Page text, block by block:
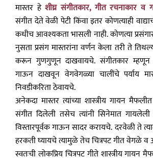
मास्तर हेशीघ्र संगीतकार, गीत रचनाकार व
संगीत देते वेळी पेटी किंवा इतर कोणत्याही
कधीच आवश्यकता भासली नाही. कोणत्या
नुसता प्रसंग मास्तरांना वर्णन केला तरी ते
करून गुणगुणून दाखवायचे. संगीतकार
गाऊन दाखवून वेगवेगळ्या चालींचे पर्याय
निवडीकरिता ठेवायचे.
अनेकदा मास्तर त्यांच्या शास्त्रीय गायन मैफलीत
संगीत दिलेली तसेच त्यांनी सिनेमात गायलेली
विस्तारपूर्वक गाऊन सादर करायचे. दरवेळी ते
हरकती घ्यायचे त्यामुळे तेच चित्रपट गीत वेगळे
स्वतःची लोकप्रिय चित्रपट गीते शास्त्रीय गायन